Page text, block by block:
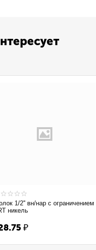
1/2'' вн/нар с ограничением
никель
₽